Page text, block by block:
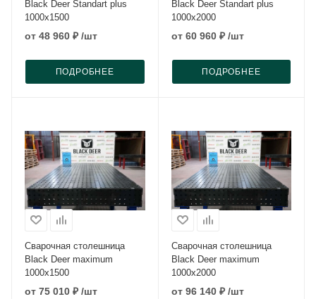
Black Deer Standart plus
1000x1500
от 48 960 ₽ /шт
ПОДРОБНЕЕ
Black Deer Standart plus
1000x2000
от 60 960 ₽ /шт
ПОДРОБНЕЕ
Сварочная столешница
Black Deer maximum
1000x1500
от 75 010 ₽ /шт
Сварочная столешница
Black Deer maximum
1000x2000
от 96 140 ₽ /шт